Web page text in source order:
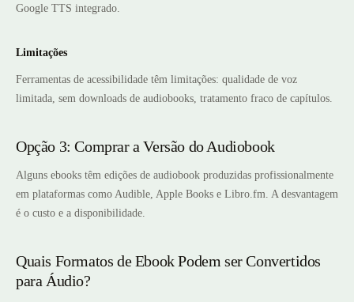
Google TTS integrado.
Limitações
Ferramentas de acessibilidade têm limitações: qualidade de voz
limitada, sem downloads de audiobooks, tratamento fraco de capítulos.
Opção 3: Comprar a Versão do Audiobook
Alguns ebooks têm edições de audiobook produzidas profissionalmente
em plataformas como Audible, Apple Books e Libro.fm. A desvantagem
é o custo e a disponibilidade.
Quais Formatos de Ebook Podem ser Convertidos
para Áudio?